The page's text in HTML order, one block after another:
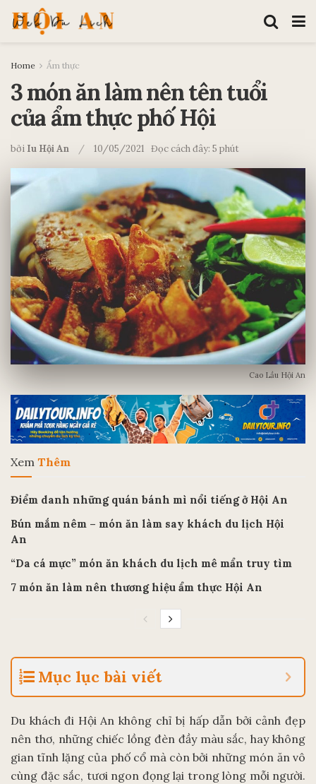
Home Ẩm thực
3 món ăn làm nên tên tuổi
của ẩm thực phố Hội
bởi Iu Hội An 10/05/2021 Đọc cách đây: 5 phút
Cao Lầu Hội An
Xem Thêm
Điểm danh những quán bánh mì nổi tiếng ở Hội An
Bún mắm nêm – món ăn làm say khách du lịch Hội
An
“Da cá mực” món ăn khách du lịch mê mẩn truy tìm
7 món ăn làm nên thương hiệu ẩm thực Hội An
Mục lục bài viết
Du khách đi Hội An không chỉ bị hấp dẫn bởi cảnh đẹp
nên thơ, những chiếc lồng đèn đầy màu sắc, hay không
gian tĩnh lặng của phố cổ mà còn bởi những món ăn vô
cùng đặc sắc, tươi ngon đọng lại trong lòng mỗi người.